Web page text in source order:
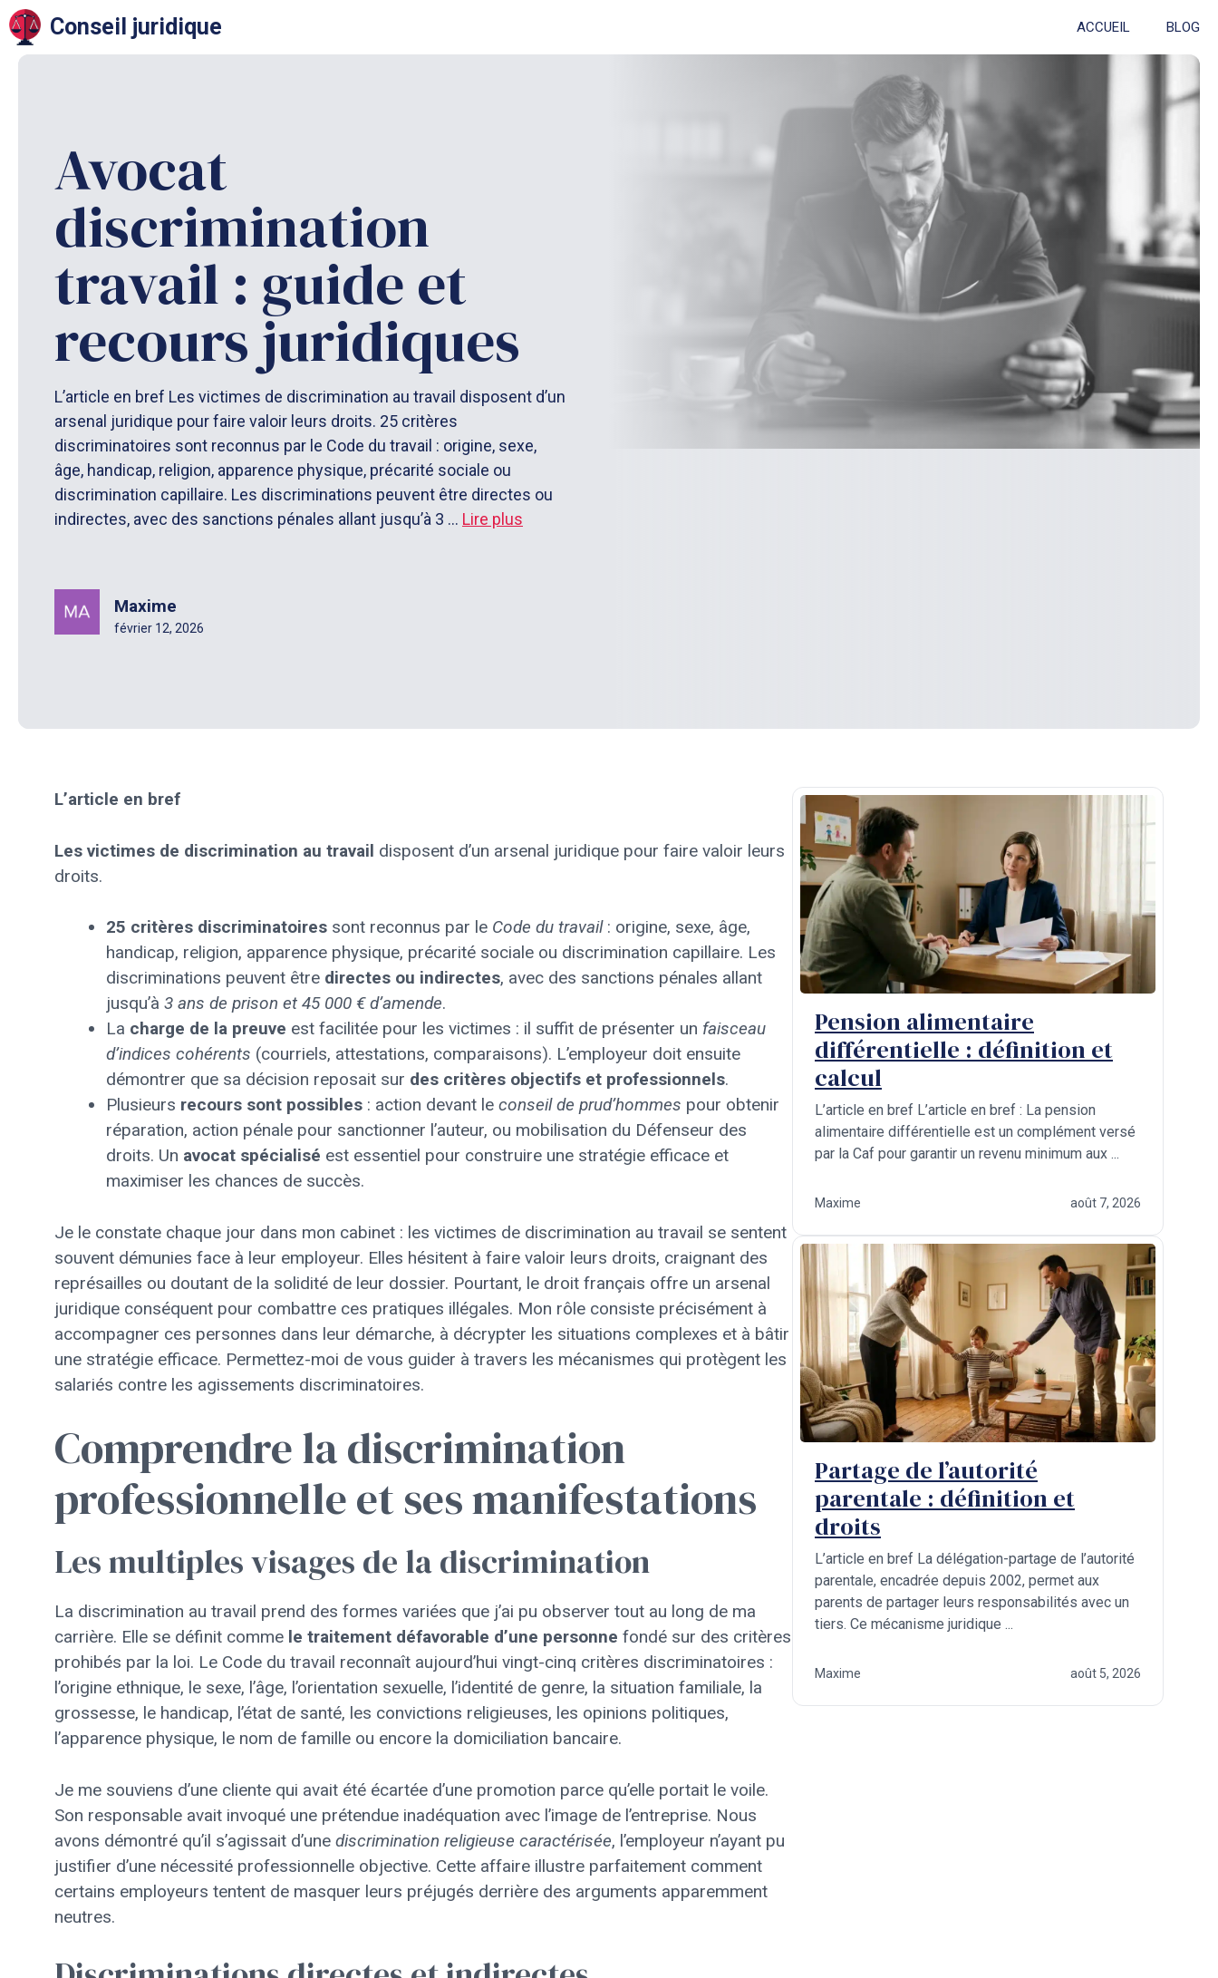
Aller
au
contenu
Conseil juridique ACCUEIL BLOG
Avocat
discrimination
travail : guide et
recours juridiques
L’article en bref Les victimes de discrimination au travail disposent d’un
arsenal juridique pour faire valoir leurs droits. 25 critères
discriminatoires sont reconnus par le Code du travail : origine, sexe,
âge, handicap, religion, apparence physique, précarité sociale ou
discrimination capillaire. Les discriminations peuvent être directes ou
indirectes, avec des sanctions pénales allant jusqu’à 3 ... Lire plus
Maxime
février 12, 2026
L’article en bref
Les victimes de discrimination au travail disposent d’un arsenal juridique pour faire valoir leurs
droits.
25 critères discriminatoires sont reconnus par le Code du travail: origine, sexe, âge,
handicap, religion, apparence physique, précarité sociale ou discrimination capillaire. Les
discriminations peuvent être directes ou indirectes, avec des sanctions pénales allant
jusqu’à 3 ans de prison et 45 000 € d’amende.
La charge de la preuve est facilitée pour les victimes : il suffit de présenter un faisceau
d’indices cohérents (courriels, attestations, comparaisons). L’employeur doit ensuite
démontrer que sa décision reposait sur des critères objectifs et professionnels.
Plusieurs recours sont possibles : action devant le conseil de prud’hommes pour obtenir
réparation, action pénale pour sanctionner l’auteur, ou mobilisation du Défenseur des
droits. Un avocat spécialisé est essentiel pour construire une stratégie efficace et
maximiser les chances de succès.
Je le constate chaque jour dans mon cabinet : les victimes de discrimination au travail se sentent
souvent démunies face à leur employeur. Elles hésitent à faire valoir leurs droits, craignant des
représailles ou doutant de la solidité de leur dossier. Pourtant, le droit français offre un arsenal
juridique conséquent pour combattre ces pratiques illégales. Mon rôle consiste précisément à
accompagner ces personnes dans leur démarche, à décrypter les situations complexes et à bâtir
une stratégie efficace. Permettez-moi de vous guider à travers les mécanismes qui protègent les
salariés contre les agissements discriminatoires.
Comprendre la discrimination
professionnelle et ses manifestations
Les multiples visages de la discrimination
La discrimination au travail prend des formes variées que j’ai pu observer tout au long de ma
carrière. Elle se définit comme le traitement défavorable d’une personne fondé sur des critères
prohibés par la loi. Le Code du travail reconnaît aujourd’hui vingt-cinq critères discriminatoires :
l’origine ethnique, le sexe, l’âge, l’orientation sexuelle, l’identité de genre, la situation familiale, la
grossesse, le handicap, l’état de santé, les convictions religieuses, les opinions politiques,
l’apparence physique, le nom de famille ou encore la domiciliation bancaire.
Je me souviens d’une cliente qui avait été écartée d’une promotion parce qu’elle portait le voile.
Son responsable avait invoqué une prétendue inadéquation avec l’image de l’entreprise. Nous
avons démontré qu’il s’agissait d’une discrimination religieuse caractérisée, l’employeur n’ayant pu
justifier d’une nécessité professionnelle objective. Cette affaire illustre parfaitement comment
certains employeurs tentent de masquer leurs préjugés derrière des arguments apparemment
neutres.
Pension alimentaire
différentielle : définition et
calcul
L’article en bref L’article en bref : La pension
alimentaire différentielle est un complément versé
par la Caf pour garantir un revenu minimum aux ...
Maxime août 7, 2026
Partage de l’autorité
parentale : définition et
droits
L’article en bref La délégation-partage de l’autorité
parentale, encadrée depuis 2002, permet aux
parents de partager leurs responsabilités avec un
tiers. Ce mécanisme juridique ...
Maxime août 5, 2026